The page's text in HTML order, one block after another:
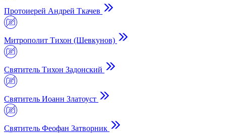
Протоиерей Андрей Ткачев
Митрополит Тихон (Шевкунов)
Святитель Тихон Задонский
Святитель Иоанн Златоуст
Cвятитель Феофан Затворник